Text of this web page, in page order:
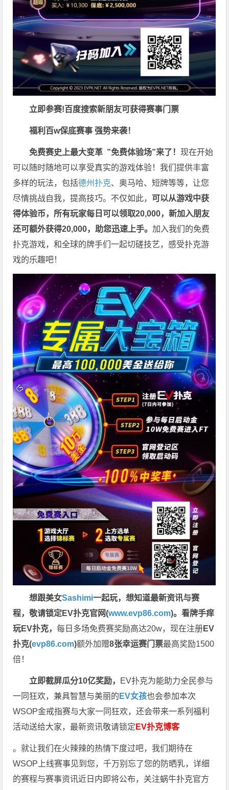
立即参赛!百度搜索新朋友可获得赛事门票
福利 百w保底赛事 强势来袭！
免费赛史上最大变革 ”免费体验场”来了！现在开始
可以随时随地可以享受真实的游戏体验！我们提供丰富
多样的玩法，包括德州扑克、奥马哈、短牌等等，让您
尽情挑战自我，提高技巧。不仅如此， 可以从游戏中获
得体验币，所有玩家每日可以领取20,000，新加入朋友
还可额外获得20,000，助您迅速上手。加入我们的免费
扑克游戏，和全球的牌手们一起切磋技艺，感受扑克游
戏的乐趣吧！
想跟美女Sashimi一起玩，想知道最新资讯与赛
程，敬请锁定EV扑克官网(www.evp86.com)。看牌手痒
玩EV扑克，每日多场免费赛奖励高达20w，现在注册EV
扑克(evp86.com)额外加赠8张幸运赛门票最高奖励1500
倍！
立即截屏瓜分10亿奖励， EV扑克为能助力全民参与
一同狂欢，兼具智慧与美丽的 EV女孩也会参加本次
WSOP金戒指赛与大家一同狂欢，还会带来一系列福利
活动送给大家，最新资讯敬请锁定 EV扑克博客
。就让我们在火辣辣的热情下度过吧，我们期待在
WSOP上线赛事见到您，千万别忘了您的防晒乳，详细
的赛程与赛事资讯近日内即将公布，关注蜗牛扑克官方